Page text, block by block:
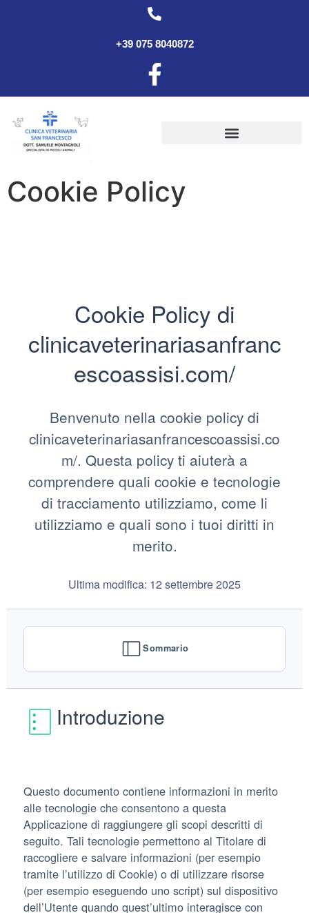
+39 075 8040872
Cookie Policy
Cookie Policy di
clinicaveterinariasanfranc
escoassisi.com/
Benvenuto nella cookie policy di
clinicaveterinariasanfrancescoassisi.co
m/. Questa policy ti aiuterà a
comprendere quali cookie e tecnologie
di tracciamento utilizziamo, come li
utilizziamo e quali sono i tuoi diritti in
merito.
Ultima modifica: 12 settembre 2025
Sommario
Introduzione
Questo documento contiene informazioni in merito
alle tecnologie che consentono a questa
Applicazione di raggiungere gli scopi descritti di
seguito. Tali tecnologie permettono al Titolare di
raccogliere e salvare informazioni (per esempio
tramite l’utilizzo di Cookie) o di utilizzare risorse
(per esempio eseguendo uno script) sul dispositivo
dell’Utente quando quest’ultimo interagisce con